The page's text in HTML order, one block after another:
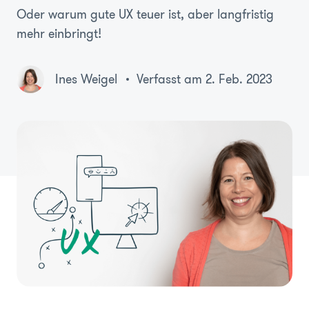
Karriere
Über Uns
Oder warum gute UX teuer ist, aber langfristig
mehr einbringt!
Ines Weigel Verfasst am 2. Feb. 2023